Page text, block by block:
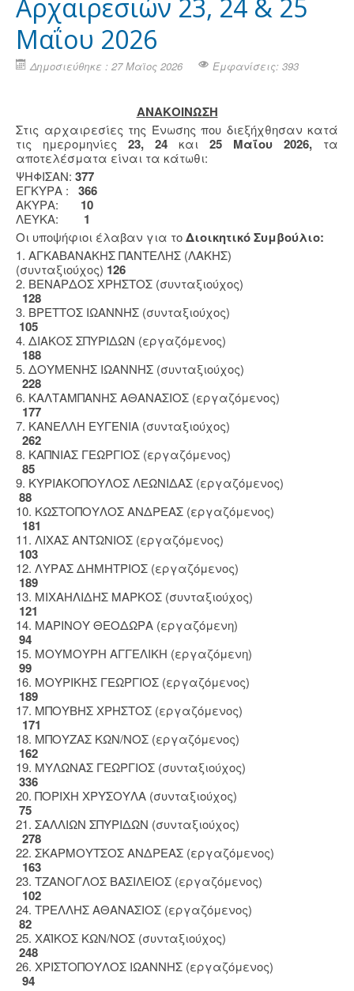
Αρχαιρεσιών 23, 24 & 25
Μαΐου 2026
Δημοσιεύθηκε : 27 Μαϊος 2026 Εμφανίσεις: 393
ΑΝΑΚΟΙΝΩΣΗ
Στις αρχαιρεσίες της Ένωσης που διεξήχθησαν κατά
τις ημερομηνίες 23, 24 και 25 Μαΐου 2026, τα
αποτελέσματα είναι τα κάτωθι:
ΨΗΦΙΣΑΝ: 377
EΓΚΥΡΑ : 366
ΑΚΥΡΑ: 10
ΛΕΥΚΑ: 1
Οι υποψήφιοι έλαβαν για τοΔιοικητικό Συμβούλιο:
1. ΑΓΚΑΒΑΝΑΚΗΣ ΠΑΝΤΕΛΗΣ (ΛΑΚΗΣ)
(συνταξιούχος) 126
2. ΒΕΝΑΡΔΟΣ ΧΡΗΣΤΟΣ (συνταξιούχος)
128
3. ΒΡΕΤΤΟΣ ΙΩΑΝΝΗΣ (συνταξιούχος)
105
4. ΔΙΑΚΟΣ ΣΠΥΡΙΔΩΝ (εργαζόμενος)
188
5. ΔΟΥΜΕΝΗΣ ΙΩΑΝΝΗΣ (συνταξιούχος)
228
6. ΚΑΛΤΑΜΠΑΝΗΣ ΑΘΑΝΑΣΙΟΣ (εργαζόμενος)
177
7. ΚΑΝΕΛΛΗ ΕΥΓΕΝΙΑ (συνταξιούχος)
262
8. ΚΑΠΝΙΑΣ ΓΕΩΡΓΙΟΣ (εργαζόμενος)
85
9. ΚΥΡΙΑΚΟΠΟΥΛΟΣ ΛΕΩΝΙΔΑΣ (εργαζόμενος)
88
10. ΚΩΣΤΟΠΟΥΛΟΣ ΑΝΔΡΕΑΣ (εργαζόμενος)
181
11. ΛΙΧΑΣ ΑΝΤΩΝΙΟΣ (εργαζόμενος)
103
12. ΛΥΡΑΣ ΔΗΜΗΤΡΙΟΣ (εργαζόμενος)
189
13. ΜΙΧΑΗΛΙΔΗΣ ΜΑΡΚΟΣ (συνταξιούχος)
121
14. ΜΑΡΙΝΟΥ ΘΕΟΔΩΡΑ (εργαζόμενη)
94
15. ΜΟΥΜΟΥΡΗ ΑΓΓΕΛΙΚΗ (εργαζόμενη)
99
16. ΜΟΥΡΙΚΗΣ ΓΕΩΡΓΙΟΣ (εργαζόμενος)
189
17. ΜΠΟΥΒΗΣ ΧΡΗΣΤΟΣ (εργαζόμενος)
171
18. ΜΠΟΥΖΑΣ ΚΩΝ/ΝΟΣ (εργαζόμενος)
162
19. ΜΥΛΩΝΑΣ ΓΕΩΡΓΙΟΣ (συνταξιούχος)
336
20. ΠΟΡΙΧΗ ΧΡΥΣΟΥΛΑ (συνταξιούχος)
75
21. ΣΑΛΛΙΩΝ ΣΠΥΡΙΔΩΝ (συνταξιούχος)
278
22. ΣΚΑΡΜΟΥΤΣΟΣ ΑΝΔΡΕΑΣ (εργαζόμενος)
163
23. ΤΖΑΝΟΓΛΟΣ ΒΑΣΙΛΕΙΟΣ (εργαζόμενος)
102
24. ΤΡΕΛΛΗΣ ΑΘΑΝΑΣΙΟΣ (εργαζόμενος)
82
25. ΧΑΪΚΟΣ ΚΩΝ/ΝΟΣ (συνταξιούχος)
248
26. ΧΡΙΣΤΟΠΟΥΛΟΣ ΙΩΑΝΝΗΣ (εργαζόμενος)
94